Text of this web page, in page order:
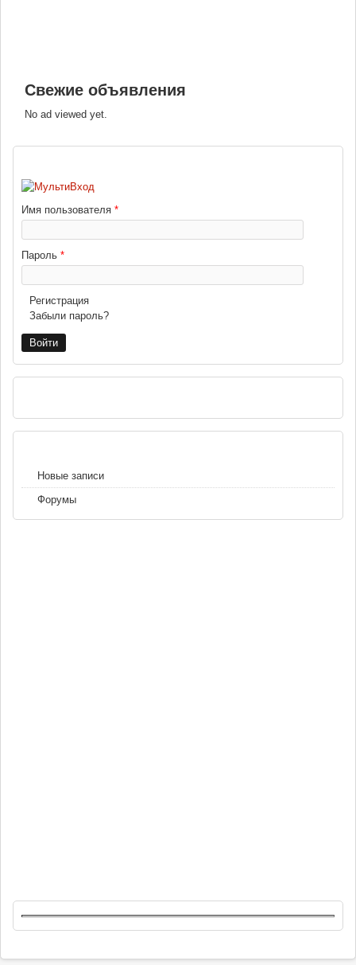
Свежие объявления
No ad viewed yet.
Имя пользователя *
Пароль *
Регистрация
Забыли пароль?
Новые записи
Форумы